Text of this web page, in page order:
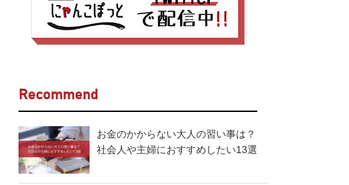
Recommend
お金のかからない大人の習い事は？
社会人や主婦におすすめしたい13選